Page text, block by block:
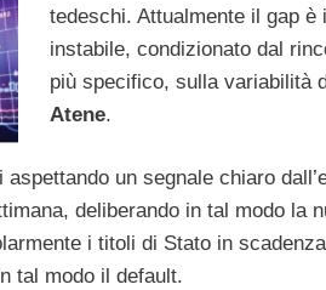
tedeschi. Attualmente il gap
instabile, condizionato dal
più specifico, sulla variabilità
Atene.
aspettando un segnale chiaro
deliberando in tal modo la
i titoli di Stato in
tal modo il default.